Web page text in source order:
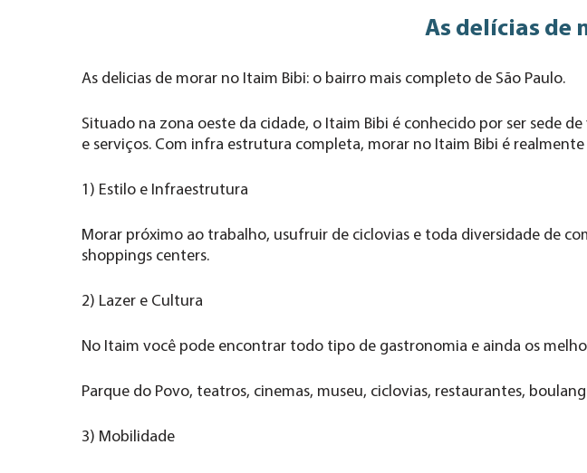
As delícias de
As delicias de morar no Itaim Bibi: o bairro mais completo de São Paulo.
Situado na zona oeste da cidade, o Itaim Bibi é conhecido por ser sede
e serviços. Com infra estrutura completa, morar no Itaim Bibi é
1) Estilo e Infraestrutura
Morar próximo ao trabalho, usufruir de ciclovias e toda diversidade de
shoppings centers.
2) Lazer e Cultura
No Itaim você pode encontrar todo tipo de gastronomia e ainda os
Parque do Povo, teatros, cinemas, museu, ciclovias, restaurantes,
3) Mobilidade